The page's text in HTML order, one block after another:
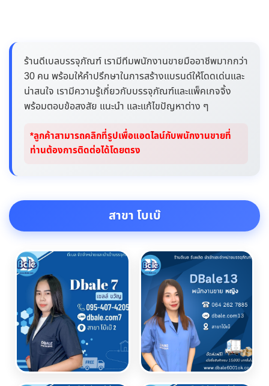
ร้านดีเบลบรรจุภัณฑ์ เรามีทีมพนักงานขายมืออาชีพมากกว่า
30 คน พร้อมให้คำปรึกษาในการสร้างแบรนด์ให้โดดเด่นและ
น่าสนใจ เรามีความรู้เกี่ยวกับบรรจุภัณฑ์และแพ็คเกจจิ้ง
พร้อมตอบข้อสงสัย แนะนำ และแก้ไขปัญหาต่าง ๆ
*ลูกค้าสามารถคลิกที่รูปเพื่อแอดไลน์กับพนักงานขายที่
ท่านต้องการติดต่อได้โดยตรง
สาขา โบเบ๊